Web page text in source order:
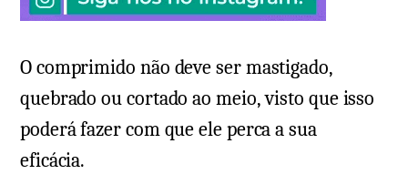
O comprimido não deve ser mastigado,
quebrado ou cortado ao meio, visto que isso
poderá fazer com que ele perca a sua
eficácia.